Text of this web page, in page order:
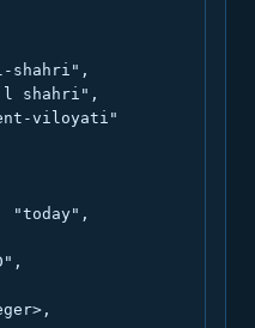
shahri",
shahri",
viloyati"
"today",